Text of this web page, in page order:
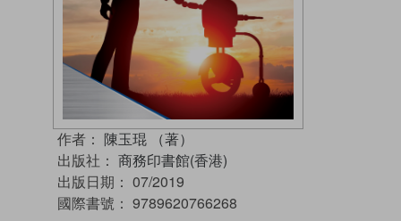
作者： 陳玉琨 （著）
出版社： 商務印書館(香港)
出版日期： 07/2019
國際書號： 9789620766268